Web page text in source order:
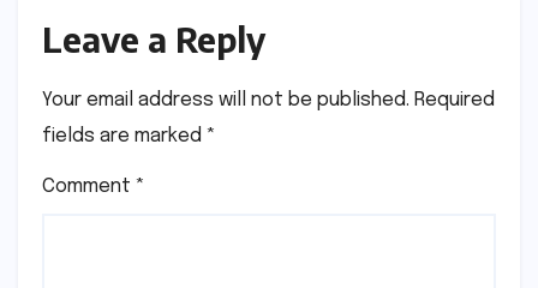
Leave a Reply
Your email address will not be published. Required
fields are marked *
Comment *